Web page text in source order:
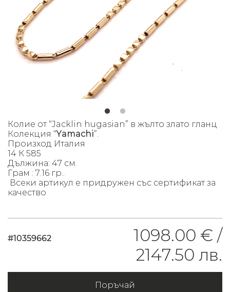
Колие от “Jacklin hugasian” в жълто злато гланц
Колекция “Yamachi”.
Произход Италия
14 К 585
Дължина: 47 см.
Грам : 7.16 гр..
Всеки артикул е придружен със сертификат за
качество
#10359662
1098.00 € /
2147.50 лв.
Поръчай